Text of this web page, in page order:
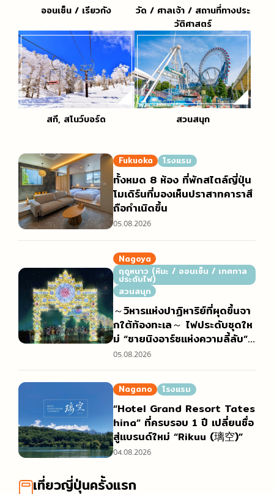
ออนเซ็น / เรียวกัง
วัด / ศาลเจ้า / สถานที่ทางประ
วัติศาสตร์
สกี, สโนว์บอร์ด สวนสนุก
Fukuoka โรงแรม
ทั้งหมด 8 ห้อง ที่พักสไตล์ญี่ปุ่น
โมเดิร์นที่มองเห็นปราสาทคาราสึ
ถือกำเนิดขึ้น
05.08.2026
Nagoya
ฤดูหนาว (หิมะ / ออนเซ็น / เทศกาล
ประดับไฟ)
สวนสนุก
～วิหารแห่งปาฏิหาริย์ที่ผุดขึ้นจา
กใต้ท้องทะเล～ ไฟประดับชุดให
ม่ “ชายนิงอาร์ชแห่งความลี้ลับ”
(神秘のシャイニングアーチ)
05.08.2026
Nagano โรงแรม
“Hotel Grand Resort Tates
hina” ที่ครบรอบ 1 ปี เปลี่ยนชื่อ
สู่แบรนด์ใหม่ “Rikuu (璃空)”
04.08.2026
เที่ยวญี่ปุ่นครั้งแรก